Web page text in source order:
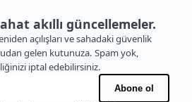
akıllı güncellemeler.
açılışları ve sahadaki güvenlik
gelen kutunuza. Spam yok,
iptal edebilirsiniz.
Abone ol